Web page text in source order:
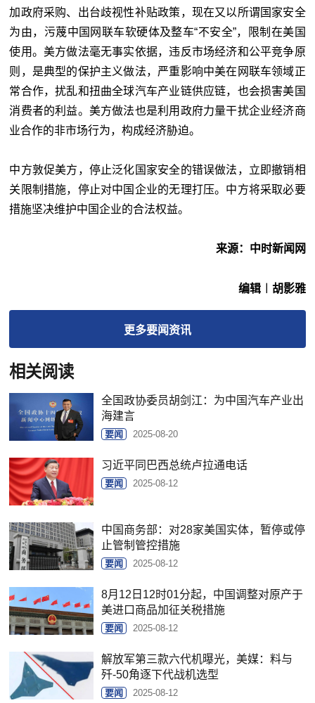
加政府采购、出台歧视性补贴政策，现在又以所谓国家安全
为由，污蔑中国网联车软硬体及整车“不安全”，限制在美国
使用。美方做法毫无事实依据，违反市场经济和公平竞争原
则，是典型的保护主义做法，严重影响中美在网联车领域正
常合作，扰乱和扭曲全球汽车产业链供应链，也会损害美国
消费者的利益。美方做法也是利用政府力量干扰企业经济商
业合作的非市场行为，构成经济胁迫。
中方敦促美方，停止泛化国家安全的错误做法，立即撤销相
关限制措施，停止对中国企业的无理打压。中方将采取必要
措施坚决维护中国企业的合法权益。
来源：中时新闻网
编辑︱胡影雅
更多要闻资讯
相关阅读
全国政协委员胡剑江：为中国汽车产业出
海建言
要闻 2025-08-20
习近平同巴西总统卢拉通电话
要闻 2025-08-12
中国商务部：对28家美国实体，暂停或停
止管制管控措施
要闻 2025-08-12
8月12日12时01分起，中国调整对原产于
美进口商品加征关税措施
要闻 2025-08-12
解放军第三款六代机曝光，美媒：料与
歼-50角逐下代战机选型
要闻 2025-08-12